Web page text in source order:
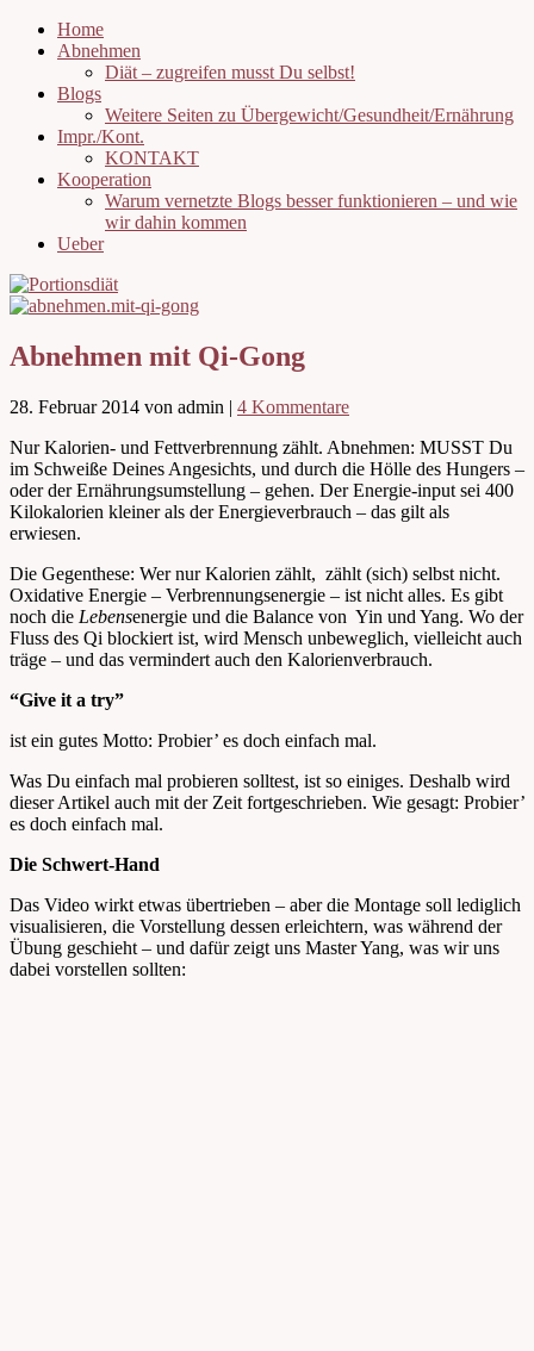
Home
Abnehmen
Diät – zugreifen musst Du selbst!
Blogs
Weitere Seiten zu Übergewicht/Gesundheit/Ernährung
Impr./Kont.
KONTAKT
Kooperation
Warum vernetzte Blogs besser funktionieren – und wie
wir dahin kommen
Ueber
Abnehmen mit Qi-Gong
28. Februar 2014 von admin | 4 Kommentare
Nur Kalorien- und Fettverbrennung zählt. Abnehmen: MUSST Du
im Schweiße Deines Angesichts, und durch die Hölle des Hungers –
oder der Ernährungsumstellung – gehen. Der Energie-input sei 400
Kilokalorien kleiner als der Energieverbrauch – das gilt als
erwiesen.
Die Gegenthese: Wer nur Kalorien zählt, zählt (sich) selbst nicht.
Oxidative Energie – Verbrennungsenergie – ist nicht alles. Es gibt
noch die Lebensenergie und die Balance von Yin und Yang. Wo der
Fluss des Qi blockiert ist, wird Mensch unbeweglich, vielleicht auch
träge – und das vermindert auch den Kalorienverbrauch.
“Give it a try”
ist ein gutes Motto: Probier’ es doch einfach mal.
Was Du einfach mal probieren solltest, ist so einiges. Deshalb wird
dieser Artikel auch mit der Zeit fortgeschrieben. Wie gesagt: Probier’
es doch einfach mal.
Die Schwert-Hand
Das Video wirkt etwas übertrieben – aber die Montage soll lediglich
visualisieren, die Vorstellung dessen erleichtern, was während der
Übung geschieht – und dafür zeigt uns Master Yang, was wir uns
dabei vorstellen sollten: